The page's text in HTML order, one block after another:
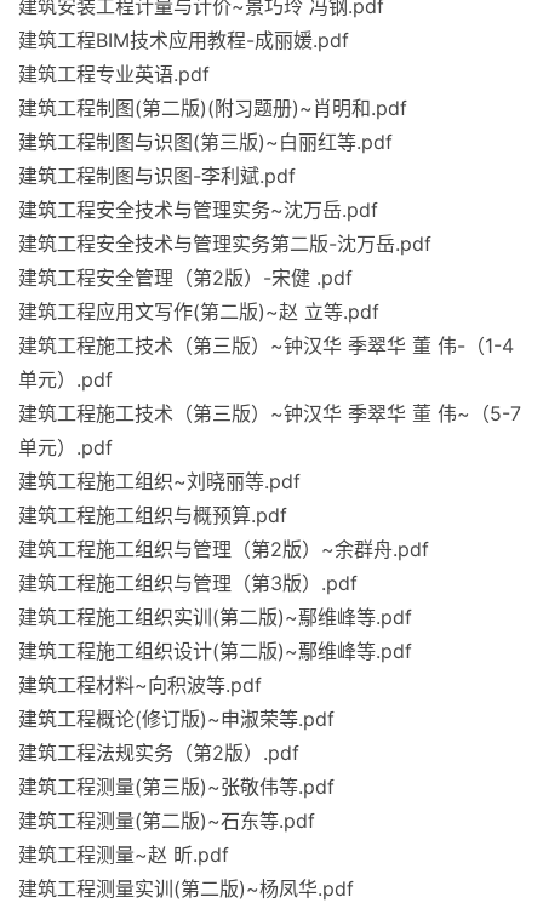
建筑安装工程计量与计价~景巧玲 冯钢.pdf
建筑工程BIM技术应用教程-成丽媛.pdf
建筑工程专业英语.pdf
建筑工程制图(第二版)(附习题册)~肖明和.pdf
建筑工程制图与识图(第三版)~白丽红等.pdf
建筑工程制图与识图-李利斌.pdf
建筑工程安全技术与管理实务~沈万岳.pdf
建筑工程安全技术与管理实务第二版-沈万岳.pdf
建筑工程安全管理（第2版）-宋健 .pdf
建筑工程应用文写作(第二版)~赵 立等.pdf
建筑工程施工技术（第三版）~钟汉华 季翠华 董 伟-（1-4
单元）.pdf
建筑工程施工技术（第三版）~钟汉华 季翠华 董 伟~（5-7
单元）.pdf
建筑工程施工组织~刘晓丽等.pdf
建筑工程施工组织与概预算.pdf
建筑工程施工组织与管理（第2版）~余群舟.pdf
建筑工程施工组织与管理（第3版）.pdf
建筑工程施工组织实训(第二版)~鄢维峰等.pdf
建筑工程施工组织设计(第二版)~鄢维峰等.pdf
建筑工程材料~向积波等.pdf
建筑工程概论(修订版)~申淑荣等.pdf
建筑工程法规实务（第2版）.pdf
建筑工程测量(第三版)~张敬伟等.pdf
建筑工程测量(第二版)~石东等.pdf
建筑工程测量~赵 昕.pdf
建筑工程测量实训(第二版)~杨凤华.pdf